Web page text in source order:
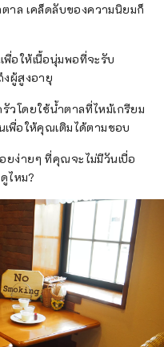
าล เคล็ดลับของความนิยมก็
อให้เนื้อนุ่มพอที่จะรับ
งผู้สูงอายุ
วโดยใช้น้ำตาลที่ไหม้เกรียม
เพื่อให้คุณเติมได้ตามชอบ
ง่ายๆ ที่คุณจะไม่มีวันเบื่อ
ไหม?